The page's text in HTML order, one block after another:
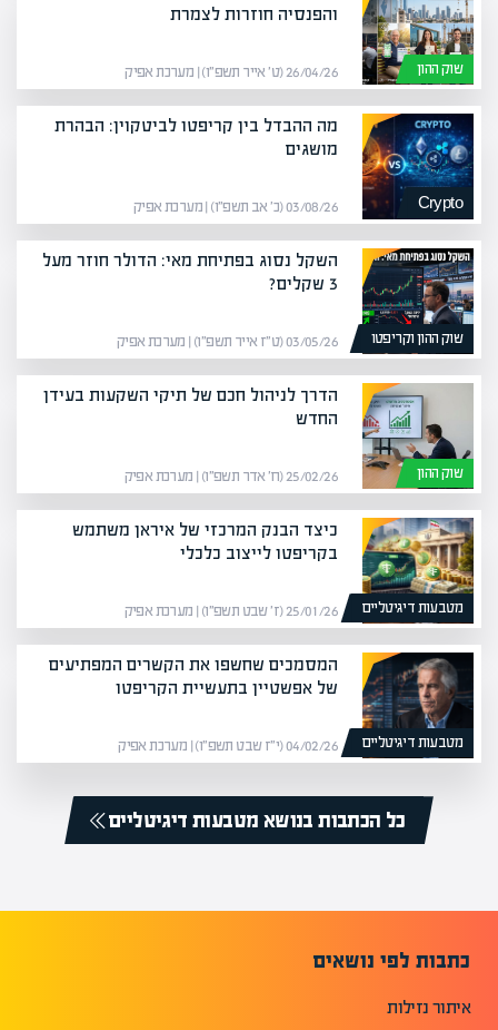
שוק ההון
והפנסיה חוזרות לצמרת
26/04/26 (ט׳ אייר תשפ״ו) | מערכת אפיק
Crypto
מה ההבדל בין קריפטו לביטקוין: הבהרת
מושגים
03/08/26 (כ׳ אב תשפ״ו) | מערכת אפיק
שוק ההון וקריפטו
השקל נסוג בפתיחת מאי: הדולר חוזר מעל
3 שקלים?
03/05/26 (ט״ז אייר תשפ״ו) | מערכת אפיק
שוק ההון
הדרך לניהול חכם של תיקי השקעות בעידן
החדש
25/02/26 (ח׳ אדר תשפ״ו) | מערכת אפיק
מטבעות דיגיטליים
כיצד הבנק המרכזי של איראן משתמש
בקריפטו לייצוב כלכלי
25/01/26 (ז׳ שבט תשפ״ו) | מערכת אפיק
מטבעות דיגיטליים
המסמכים שחשפו את הקשרים המפתיעים
של אפשטיין בתעשיית הקריפטו
04/02/26 (י״ז שבט תשפ״ו) | מערכת אפיק
כל הכתבות בנושא מטבעות דיגיטליים
כתבות לפי נושאים
איתור נזילות